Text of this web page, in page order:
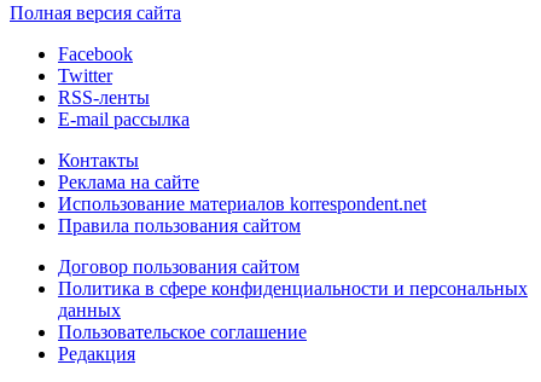
Полная версия сайта
Facebook
Twitter
RSS-ленты
E-mail рассылка
Контакты
Реклама на сайте
Использование материалов korrespondent.net
Правила пользования сайтом
Договор пользования сайтом
Политика в сфере конфиденциальности и персональных
данных
Пользовательское соглашение
Редакция